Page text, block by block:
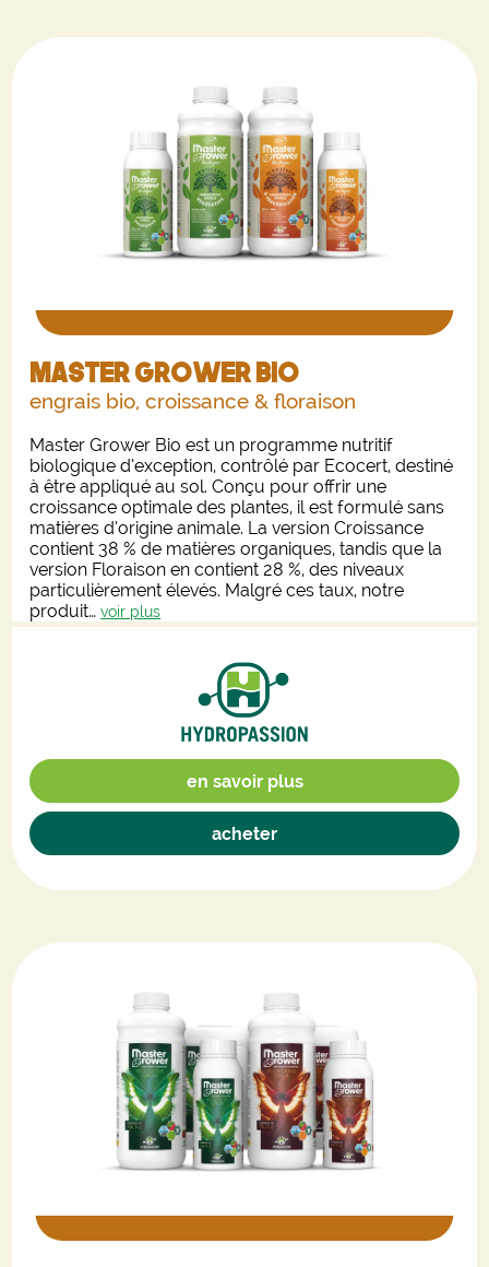
Master grower Bio
engrais bio, croissance & floraison
Master Grower Bio est un programme nutritif
biologique d’exception, contrôlé par Ecocert, destiné
à être appliqué au sol. Conçu pour offrir une
croissance optimale des plantes, il est formulé sans
matières d’origine animale. La version Croissance
contient 38 % de matières organiques, tandis que la
version Floraison en contient 28 %, des niveaux
particulièrement élevés. Malgré ces taux, notre
produit…voir plus
en savoir plus
acheter